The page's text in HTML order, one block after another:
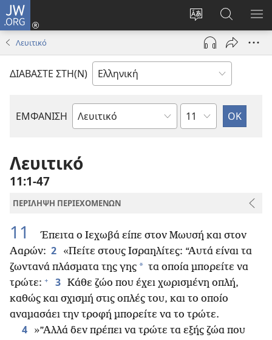
JW.ORG
Αλλαγή
γλώσσας
ιστότοπου
Σύνδεση
(ανοίγει
παράθυρο)
στο
JW.ORG
Λευιτικό
ΔΙΑΒΑΣΤΕ ΣΤΗ(Ν)
ΕΜΦΑΝΙΣΗ
Βιβλίο
Αγίας
Γραφής
Κεφάλαιο
Λευιτικό
11:1-47
ΠΕΡΙΛΗΨΗ ΠΕΡΙΕΧΟΜΕΝΩΝ
11
Έπειτα ο Ιεχωβά είπε στον Μωυσή και στον
Ααρών: 2
«Πείτε στους Ισραηλίτες: “Αυτά είναι τα
ζωντανά πλάσματα της γης * τα οποία μπορείτε να
τρώτε: + 3 Κάθε ζώο που έχει χωρισμένη οπλή,
καθώς και σχισμή στις οπλές του, και το οποίο
αναμασάει την τροφή μπορείτε να το τρώτε.
4
»”Αλλά δεν πρέπει να τρώτε τα εξής ζώα που